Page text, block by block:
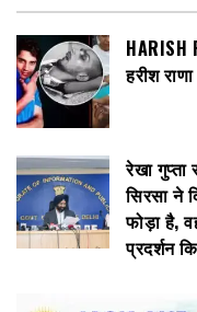
HARISH
हरीश
रेखा गुप्ता
सिरसा ने
फोड़ा है,
प्रदर्शन